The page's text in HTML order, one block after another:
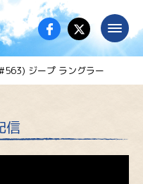
ジープ ラングラー
信